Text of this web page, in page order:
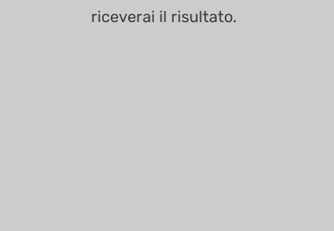
riceverai il risultato.